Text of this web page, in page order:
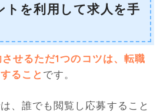
トを利用して求人を手
せるただ1つのコツは、転職
ること です。
、誰でも閲覧し応募すること